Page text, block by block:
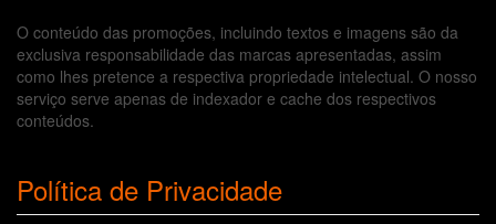
O conteúdo das promoções, incluindo textos e imagens são da
exclusiva responsabilidade das marcas apresentadas, assim
como lhes pretence a respectiva propriedade intelectual. O nosso
serviço serve apenas de indexador e cache dos respectivos
conteúdos.
Política de Privacidade